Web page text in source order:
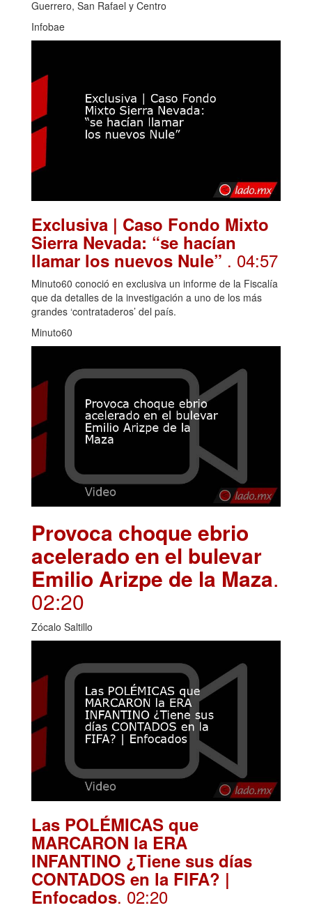
Guerrero, San Rafael y Centro
Infobae
Exclusiva | Caso Fondo Mixto
Sierra Nevada: “se hacían
llamar los nuevos Nule” . 04:57
Minuto60 conoció en exclusiva un informe de la Fiscalía
que da detalles de la investigación a uno de los más
grandes ‘contrataderos’ del país.
Minuto60
Provoca choque ebrio
acelerado en el bulevar
Emilio Arizpe de la Maza.
02:20
Zócalo Saltillo
Las POLÉMICAS que
MARCARON la ERA
INFANTINO ¿Tiene sus días
CONTADOS en la FIFA? |
Enfocados. 02:20